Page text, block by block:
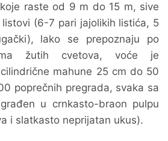
raste od 9 m do 15 m, sive
(6-7 pari jajolikih listića, 5
lako se prepoznaju po
žutih cvetova, voće je
mahune 25 cm do 50
poprečnih pregrada, svaka sa
u crnkasto-braon pulpu
i slatkasto neprijatan ukus).